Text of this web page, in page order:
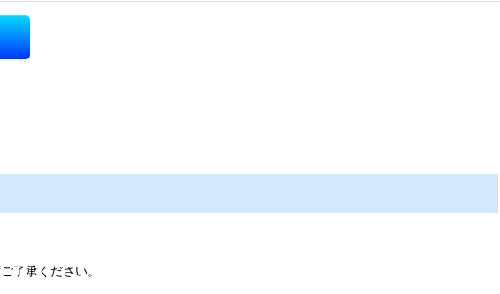
了承ください。